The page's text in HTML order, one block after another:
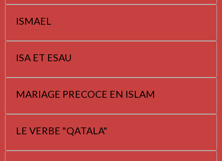
ISMAEL
ISA ET ESAU
MARIAGE PRECOCE EN ISLAM
LE VERBE "QATALA"